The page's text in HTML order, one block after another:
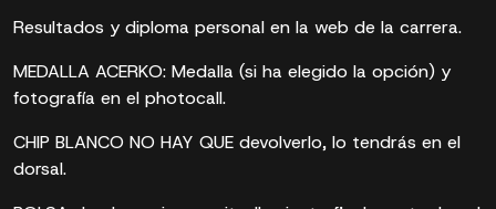
Resultados y diploma personal en la web de la carrera.
MEDALLA ACERKO: Medalla (si ha elegido la opción) y
fotografía en el photocall.
CHIP BLANCO NO HAY QUE devolverlo, lo tendrás en el
dorsal.